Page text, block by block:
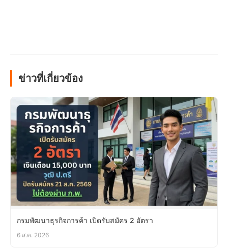
ข่าวที่เกี่ยวข้อง
กรมพัฒนาธุรกิจการค้า เปิดรับสมัคร 2 อัตรา
6 ส.ค. 2026